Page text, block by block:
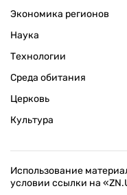
Экономика регионов
Наука
Технологии
Среда обитания
Церковь
Культура
Использование
условии ссылки на